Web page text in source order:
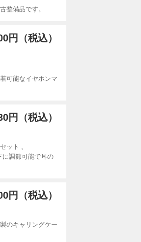
整備品です。
円（税込）
可能なイヤホンマ
円（税込）
ット 。
に調節可能で耳の
円（税込）
のキャリングケー